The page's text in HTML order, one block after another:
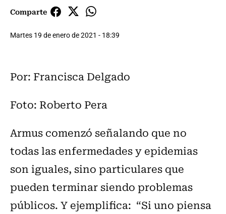
Comparte
Martes 19 de enero de 2021 - 18:39
Por: Francisca Delgado
Foto: Roberto Pera
Armus comenzó señalando que no
todas las enfermedades y epidemias
son iguales, sino particulares que
pueden terminar siendo problemas
públicos. Y ejemplifica: “Si uno piensa